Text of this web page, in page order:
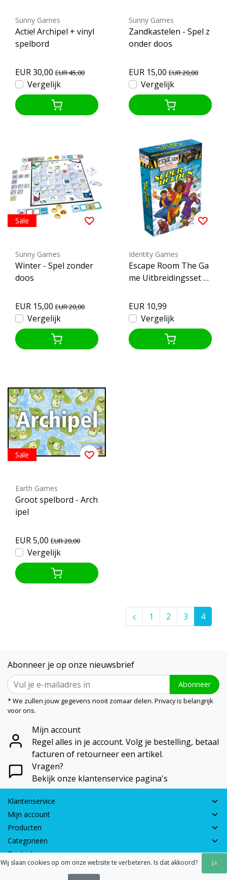
Sunny Games
Actie! Archipel + vinyl
spelbord
EUR 30,00 EUR 45,00
Vergelijk
Sunny Games
Zandkastelen - Spel z
onder doos
EUR 15,00 EUR 20,00
Vergelijk
Sale
Sunny Games
Winter - Spel zonder
doos
EUR 15,00 EUR 20,00
Vergelijk
Identity Games
Escape Room The Ga
me Uitbreidingsset Fa
EUR 10,99
Vergelijk
Sale
Earth Games
Groot spelbord - Arch
ipel
EUR 5,00 EUR 20,00
Vergelijk
1 2 3 4
Abonneer je op onze nieuwsbrief
Abonneer
* We zullen jouw gegevens nooit zomaar delen. Privacy is belangrijk
voor ons.
Mijn account
Regel alles in je account. Volg je bestelling, betaal
facturen of retourneer een artikel.
Vragen?
Bekijk onze klantenservice pagina's
Klantenservice
Mijn account
Producten
Categorieën
Contactgegevens
Wij slaan cookies op om onze website te verbeteren. Is dat akkoord? Ja